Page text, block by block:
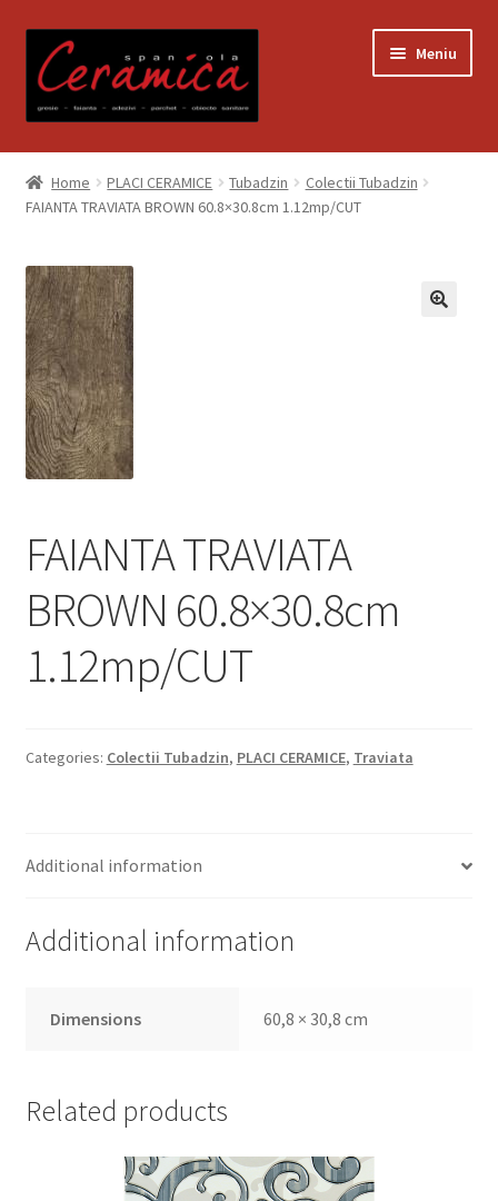
la
navigare
la
conținut
Meniu
Prima pagină
Blog
Contact
Contul meu
Coș
Despre noi
Plata si Livrare
Politică de confidențialitate
Politica de cookie
Plată
Home PLACI CERAMICE Tubadzin
Colectii Tubadzin
FAIANTA TRAVIATA BROWN 60.8×30.8cm 1.12mp/CUT
FAIANTA TRAVIATA
BROWN 60.8×30.8cm
1.12mp/CUT
Categories: Colectii Tubadzin, PLACI CERAMICE, Traviata
Additional information
Additional information
Dimensions 60,8 × 30,8 cm
Related products